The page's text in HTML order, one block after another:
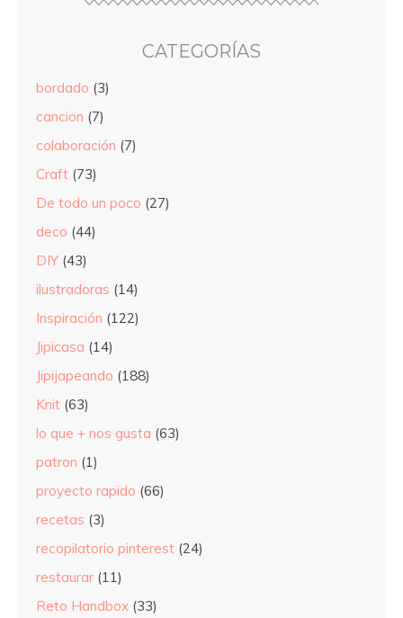
CATEGORÍAS
bordado (3)
cancion (7)
colaboración (7)
Craft (73)
De todo un poco (27)
deco (44)
DIY (43)
ilustradoras (14)
Inspiración (122)
Jipicasa (14)
Jipijapeando (188)
Knit (63)
lo que + nos gusta (63)
patron (1)
proyecto rapido (66)
recetas (3)
recopilatorio pinterest (24)
restaurar (11)
Reto Handbox (33)